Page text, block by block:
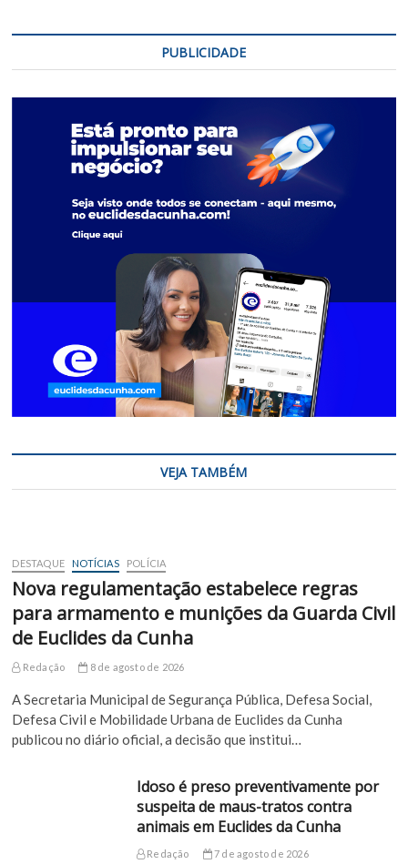
PUBLICIDADE
VEJA TAMBÉM
DESTAQUE NOTÍCIAS POLÍCIA
Nova regulamentação estabelece regras
para armamento e munições da Guarda Civil
de Euclides da Cunha
Redação 8 de agosto de 2026
A Secretaria Municipal de Segurança Pública, Defesa Social,
Defesa Civil e Mobilidade Urbana de Euclides da Cunha
publicou no diário oficial, a decisão que institui…
Idoso é preso preventivamente por
suspeita de maus-tratos contra
animais em Euclides da Cunha
Redação 7 de agosto de 2026